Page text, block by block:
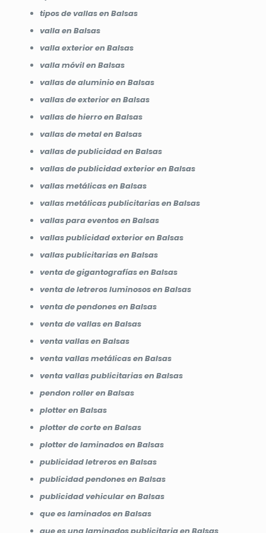
tipos de vallas en Balsas
valla en Balsas
valla exterior en Balsas
valla móvil en Balsas
vallas de aluminio en Balsas
vallas de exterior en Balsas
vallas de hierro en Balsas
vallas de metal en Balsas
vallas de publicidad en Balsas
vallas de publicidad exterior en Balsas
vallas metálicas en Balsas
vallas metálicas publicitarias en Balsas
vallas para eventos en Balsas
vallas publicidad exterior en Balsas
vallas publicitarias en Balsas
venta de gigantografías en Balsas
venta de letreros luminosos en Balsas
venta de pendones en Balsas
venta de vallas en Balsas
venta vallas en Balsas
venta vallas metálicas en Balsas
venta vallas publicitarias en Balsas
pendon roller en Balsas
plotter en Balsas
plotter de corte en Balsas
plotter de laminados en Balsas
publicidad letreros en Balsas
publicidad pendones en Balsas
publicidad vehicular en Balsas
que es laminados en Balsas